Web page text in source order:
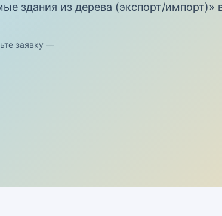
здания из дерева (экспорт/импорт)»
заявку —